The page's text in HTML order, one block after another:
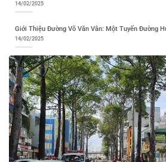
14/02/2025
Giới Thiệu Đường Võ Văn Vân: Một Tuyến Đường
14/02/2025